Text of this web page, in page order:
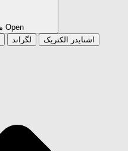
Open محصولات
اشنایدر الکتریک
لگراند